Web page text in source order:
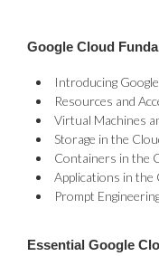
Google Cloud
Introducing
Resources and
Virtual Machines
Storage in the
Containers in the
Applications in the
Prompt
Essential Google